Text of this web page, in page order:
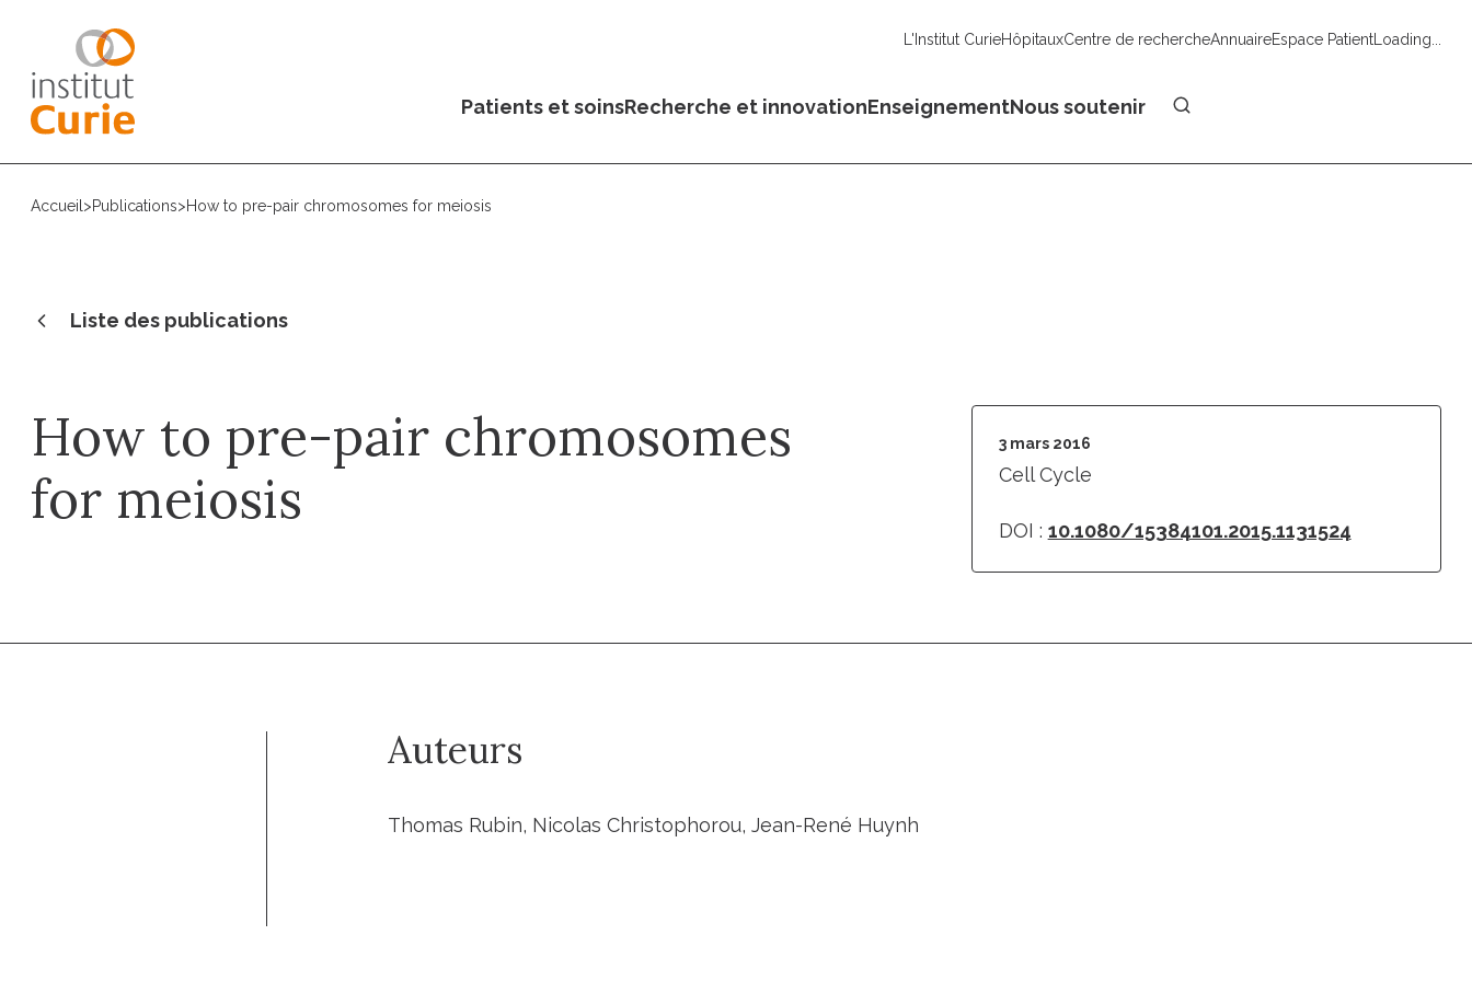
L'Institut CurieHôpitauxCentre de rechercheAnnuaireEspace PatientLoading...
Patients et soinsRecherche et innovationEnseignementNous soutenir
Accueil >Publications>How to pre-pair chromosomes for meiosis
Liste des publications
How to pre-pair chromosomes
for meiosis
3 mars 2016
Cell Cycle
DOI : 10.1080/15384101.2015.1131524
Auteurs
Thomas Rubin, Nicolas Christophorou, Jean-René Huynh